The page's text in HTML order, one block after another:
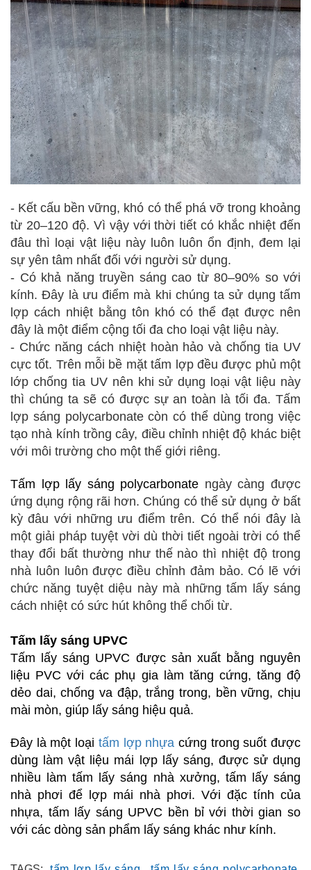
- Kết cấu bền vững, khó có thể phá vỡ trong khoảng
từ 20–120 độ. Vì vậy với thời tiết có khắc nhiệt đến
đâu thì loại vật liệu này luôn luôn ổn định, đem lại
sự yên tâm nhất đối với người sử dụng.
- Có khả năng truyền sáng cao từ 80–90% so với
kính. Đây là ưu điểm mà khi chúng ta sử dụng tấm
lợp cách nhiệt bằng tôn khó có thể đạt được nên
đây là một điểm cộng tối đa cho loại vật liệu này.
- Chức năng cách nhiệt hoàn hảo và chống tia UV
cực tốt. Trên mỗi bề mặt tấm lợp đều được phủ một
lớp chống tia UV nên khi sử dụng loại vật liệu này
thì chúng ta sẽ có được sự an toàn là tối đa. Tấm
lợp sáng polycarbonate còn có thể dùng trong việc
tạo nhà kính trồng cây, điều chỉnh nhiệt độ khác biệt
với môi trường cho một thế giới riêng.
Tấm lợp lấy sáng polycarbonate ngày càng được
ứng dụng rộng rãi hơn. Chúng có thể sử dụng ở bất
kỳ đâu với những ưu điểm trên. Có thể nói đây là
một giải pháp tuyệt vời dù thời tiết ngoài trời có thể
thay đổi bất thường như thế nào thì nhiệt độ trong
nhà luôn luôn được điều chỉnh đảm bảo. Có lẽ với
chức năng tuyệt diệu này mà những tấm lấy sáng
cách nhiệt có sức hút không thể chối từ.
Tấm lấy sáng UPVC
Tấm lấy sáng UPVC được sản xuất bằng nguyên
liệu PVC với các phụ gia làm tăng cứng, tăng độ
dẻo dai, chống va đập, trắng trong, bền vững, chịu
mài mòn, giúp lấy sáng hiệu quả.
Đây là một loại tấm lợp nhựa cứng trong suốt được
dùng làm vật liệu mái lợp lấy sáng, được sử dụng
nhiều làm tấm lấy sáng nhà xưởng, tấm lấy sáng
nhà phơi để lợp mái nhà phơi. Với đặc tính của
nhựa, tấm lấy sáng UPVC bền bỉ với thời gian so
với các dòng sản phẩm lấy sáng khác như kính.